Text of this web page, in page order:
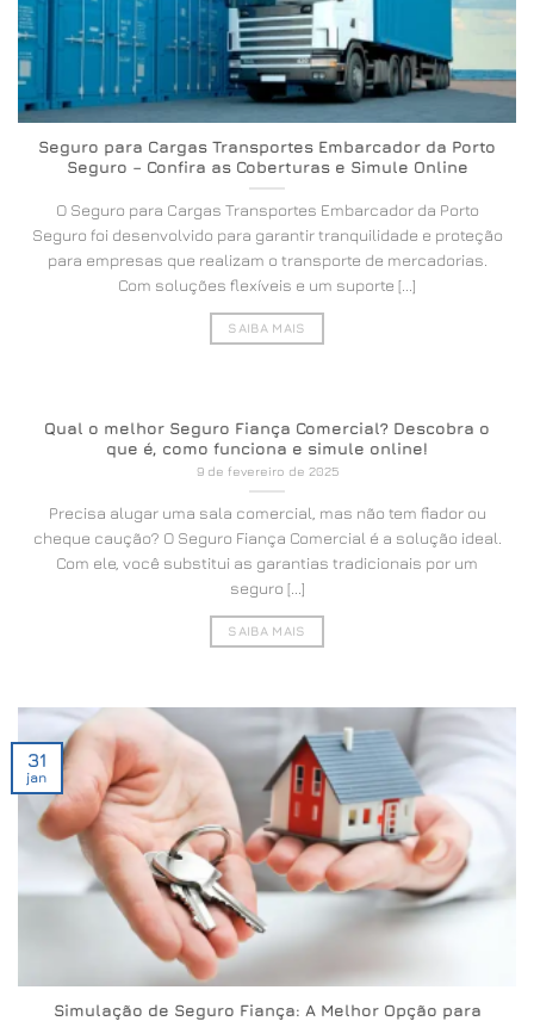
Seguro para Cargas Transportes Embarcador da Porto
Seguro – Confira as Coberturas e Simule Online
O Seguro para Cargas Transportes Embarcador da Porto
Seguro foi desenvolvido para garantir tranquilidade e proteção
para empresas que realizam o transporte de mercadorias.
Com soluções flexíveis e um suporte [...]
SAIBA MAIS
Qual o melhor Seguro Fiança Comercial? Descobra o
que é, como funciona e simule online!
9 de fevereiro de 2025
Precisa alugar uma sala comercial, mas não tem fiador ou
cheque caução? O Seguro Fiança Comercial é a solução ideal.
Com ele, você substitui as garantias tradicionais por um
seguro [...]
SAIBA MAIS
Simulação de Seguro Fiança: A Melhor Opção para
31
jan